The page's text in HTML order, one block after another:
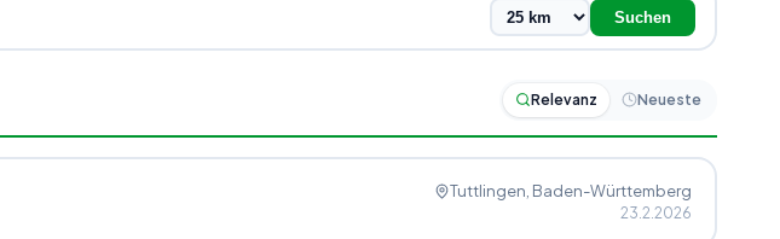
Suchen
Relevanz Neueste
Tuttlingen , Baden-Württemberg
23.2.2026